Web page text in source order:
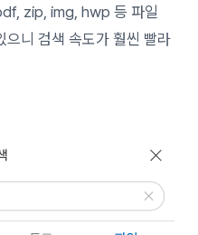
zip, img, hwp 등 파일
으니 검색 속도가 훨씬 빨라